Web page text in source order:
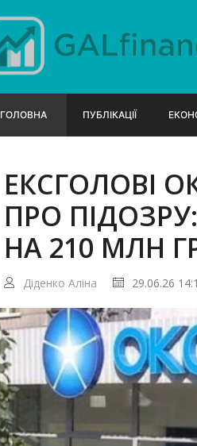
ГОЛОВНА ПУБЛІКАЦІЇ
ЕКСГОЛОВІ
ПРО
НА 210 МЛН
Діденко Аліна 29.06.26